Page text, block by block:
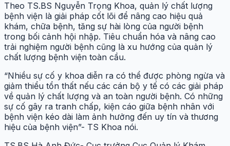
Theo TS.BS Nguyễn Trọng Khoa, quản lý chất lượng
bệnh viện là giải pháp cốt lõi để nâng cao hiệu quả
khám, chữa bệnh, tăng sự hài lòng của người bệnh
trong bối cảnh hội nhập. Tiêu chuẩn hóa và nâng cao
trải nghiệm người bệnh cũng là xu hướng của quản lý
chất lượng bệnh viện toàn cầu.
“Nhiều sự cố y khoa diễn ra có thể được phòng ngừa và
giảm thiểu tổn thất nếu các cán bộ y tế có các giải pháp
về quản lý chất lượng và an toàn người bệnh. Có những
sự cố gây ra tranh chấp, kiện cáo giữa bệnh nhân với
bệnh viện kéo dài làm ảnh hưởng đến uy tín và thương
hiệu của bệnh viện”- TS Khoa nói.